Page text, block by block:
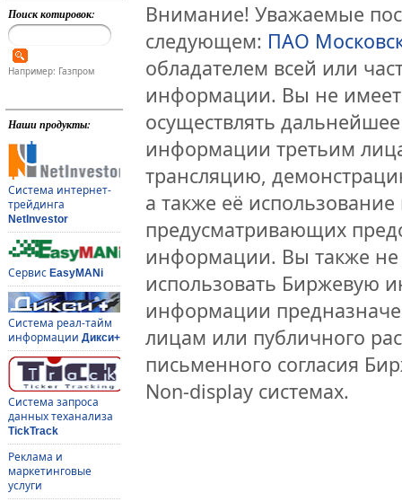
Поиск котировок:
Например: Газпром
Наши продукты:
Система интернет-
трейдинга
NetInvestor
Сервис EasyMANi
Система реал-тайм
информации Дикси+
Система запроса
данных теханализа
TickTrack
Реклама и
маркетинговые
услуги
Внимание! Уважаемые
следующем: ПАО
обладателем всей или
информации. Вы не
осуществлять
информации третьим
трансляцию,
а также её
предусматривающих
информации. Вы также не
использовать Биржевую
информации
лицам или публичного
письменного согласия
Non-display системах.